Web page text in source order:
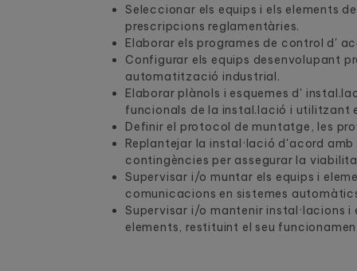
Seleccionar els equips i els elements
prescripcions reglamentàries.
Elaborar els programes de control d'
Configurar els equips desenvolupant
automatització industrial.
Elaborar plànols i esquemes d'
funcionals de la instal.lació i utilitzant
Definir el protocol de muntatge, les
Replantejar la instal·lació d'acord
contingències per assegurar la
Supervisar i/o muntar els equips i
comunicacions en sistemes
Supervisar i/o mantenir instal·lacions
elements, restituint el seu